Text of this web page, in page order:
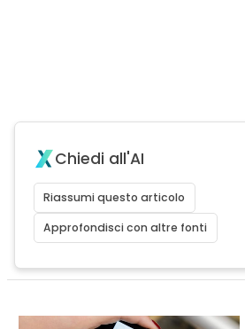
Chiedi all'AI
Riassumi questo articolo
Approfondisci con altre fonti